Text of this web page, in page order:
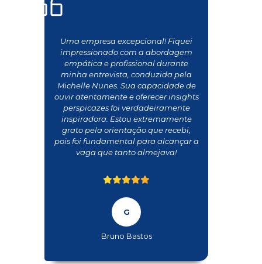
Uma empresa excepcional! Fiquei
impressionado com a abordagem
empática e profissional durante
minha entrevista, conduzida pela
Michelle Nunes. Sua capacidade de
ouvir atentamente e oferecer insights
perspicazes foi verdadeiramente
inspiradora. Estou extremamente
grato pela orientação que recebi,
pois foi fundamental para alcançar a
vaga que tanto almejava!
Bruno Bastos